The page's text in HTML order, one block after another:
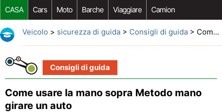
CASA Cars Moto Barche Viaggiare Camion
Riparazione Auto Acquisto Auto Car Opzioni Aftermarket
Veicolo > sicurezza di guida> Consigli di guida> Come usare la mano sopra Metodo mano girare un auto
Consigli di guida
Come usare la mano sopra Metodo mano
girare un auto